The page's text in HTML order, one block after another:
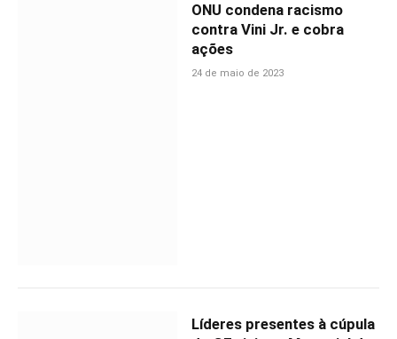
ONU condena racismo
contra Vini Jr. e cobra
ações
24 de maio de 2023
Líderes presentes à cúpula